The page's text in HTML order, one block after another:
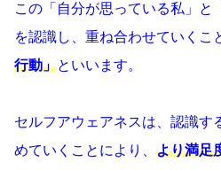
この「自分が思っている私」と
を認識し、重ね合わせていくこ
行動」といいます。
セルフアウェアネスは、認識す
めていくことにより、 より満足